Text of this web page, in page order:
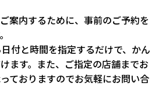
案内するために、事前のご予約を
付と時間を指定するだけで、かん
ます。また、ご指定の店舗までお
ておりますのでお気軽にお問い合